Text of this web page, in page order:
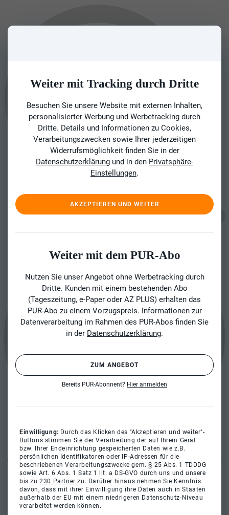
Weiter mit Tracking durch Dritte
Besuchen Sie unsere Website mit externen Inhalten,
personalisierter Werbung und Werbetracking durch
Dritte. Details und Informationen zu Cookies,
Verarbeitungszwecken sowie Ihrer jederzeitigen
Widerrufsmöglichkeit finden Sie in der
Datenschutzerklärung und in den Privatsphäre-
Einstellungen.
AKZEPTIEREN UND WEITER
Weiter mit dem PUR-Abo
Nutzen Sie unser Angebot ohne Werbetracking durch
Dritte. Kunden mit einem bestehenden Abo
(Tageszeitung, e-Paper oder AZ PLUS) erhalten das
PUR-Abo zu einem Vorzugspreis. Informationen zur
Datenverarbeitung im Rahmen des PUR-Abos finden Sie
in der Datenschutzerklärung.
ZUM ANGEBOT
Bereits PUR-Abonnent? Hier anmelden
Einwilligung: Durch das Klicken des "Akzeptieren und weiter"-
Buttons stimmen Sie der Verarbeitung der auf Ihrem Gerät
bzw. Ihrer Endeinrichtung gespeicherten Daten wie z.B.
persönlichen Identifikatoren oder IP-Adressen für die
beschriebenen Verarbeitungszwecke gem. § 25 Abs. 1 TDDDG
sowie Art. 6 Abs. 1 Satz 1 lit. a DS-GVO durch uns und unsere
bis zu230 Partner zu. Darüber hinaus nehmen Sie Kenntnis
davon, dass mit ihrer Einwilligung ihre Daten auch in Staaten
außerhalb der EU mit einem niedrigeren Datenschutz-Niveau
verarbeitet werden können.